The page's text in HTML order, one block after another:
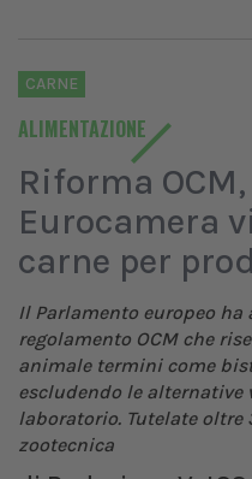
CARNE
ALIMENTAZIONE
Riforma OCM,
Eurocamera
carne per
Il Parlamento europeo
regolamento OCM che
animale termini come
escludendo le alternative
laboratorio. Tutelate
zootecnica